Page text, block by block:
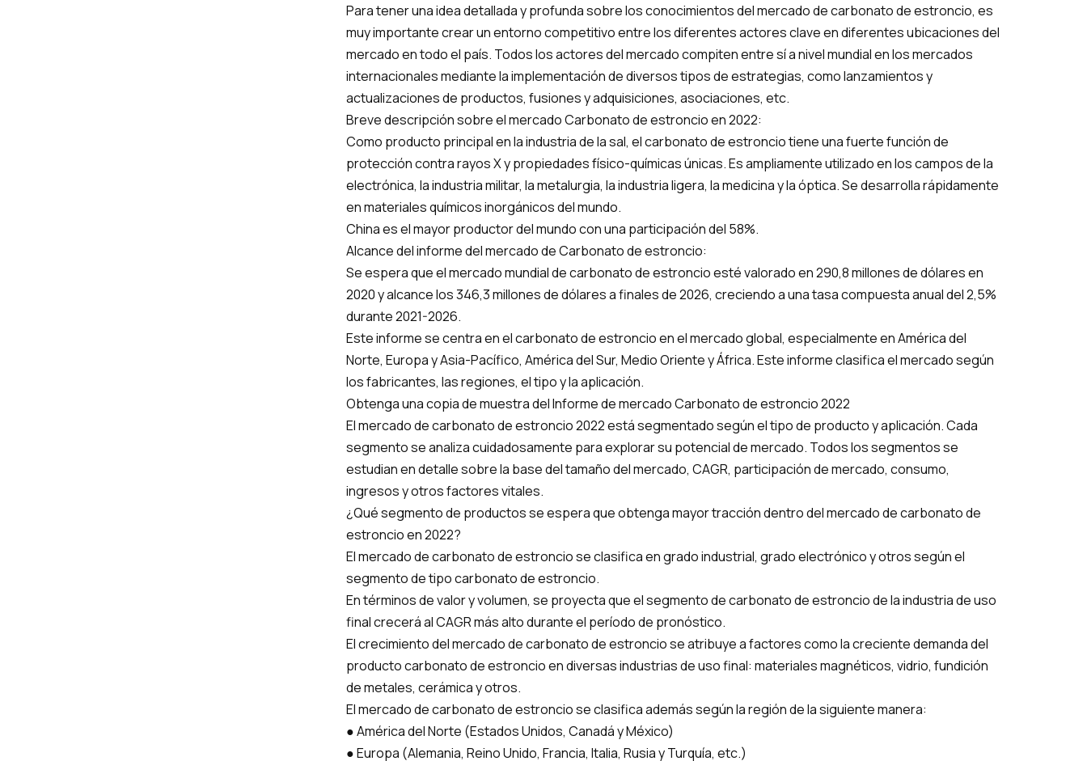
Para tener una idea detallada y profunda sobre los conocimientos del mercado de carbonato de estroncio, es
muy importante crear un entorno competitivo entre los diferentes actores clave en diferentes ubicaciones del
mercado en todo el país. Todos los actores del mercado compiten entre sí a nivel mundial en los mercados
internacionales mediante la implementación de diversos tipos de estrategias, como lanzamientos y
actualizaciones de productos, fusiones y adquisiciones, asociaciones, etc.
Breve descripción sobre el mercado Carbonato de estroncio en 2022:
Como producto principal en la industria de la sal, el carbonato de estroncio tiene una fuerte función de
protección contra rayos X y propiedades físico-químicas únicas. Es ampliamente utilizado en los campos de la
electrónica, la industria militar, la metalurgia, la industria ligera, la medicina y la óptica. Se desarrolla rápidamente
en materiales químicos inorgánicos del mundo.
China es el mayor productor del mundo con una participación del 58%.
Alcance del informe del mercado de Carbonato de estroncio:
Se espera que el mercado mundial de carbonato de estroncio esté valorado en 290,8 millones de dólares en
2020 y alcance los 346,3 millones de dólares a finales de 2026, creciendo a una tasa compuesta anual del 2,5%
durante 2021-2026.
Este informe se centra en el carbonato de estroncio en el mercado global, especialmente en América del
Norte, Europa y Asia-Pacífico, América del Sur, Medio Oriente y África. Este informe clasifica el mercado según
los fabricantes, las regiones, el tipo y la aplicación.
Obtenga una copia de muestra del Informe de mercado Carbonato de estroncio 2022
El mercado de carbonato de estroncio 2022 está segmentado según el tipo de producto y aplicación. Cada
segmento se analiza cuidadosamente para explorar su potencial de mercado. Todos los segmentos se
estudian en detalle sobre la base del tamaño del mercado, CAGR, participación de mercado, consumo,
ingresos y otros factores vitales.
¿Qué segmento de productos se espera que obtenga mayor tracción dentro del mercado de carbonato de
estroncio en 2022?
El mercado de carbonato de estroncio se clasifica en grado industrial, grado electrónico y otros según el
segmento de tipo carbonato de estroncio.
En términos de valor y volumen, se proyecta que el segmento de carbonato de estroncio de la industria de uso
final crecerá al CAGR más alto durante el período de pronóstico.
El crecimiento del mercado de carbonato de estroncio se atribuye a factores como la creciente demanda del
producto carbonato de estroncio en diversas industrias de uso final: materiales magnéticos, vidrio, fundición
de metales, cerámica y otros.
El mercado de carbonato de estroncio se clasifica además según la región de la siguiente manera:
● América del Norte (Estados Unidos, Canadá y México)
● Europa (Alemania, Reino Unido, Francia, Italia, Rusia y Turquía, etc.)